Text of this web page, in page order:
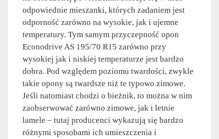
odpowiednie mieszanki, których zadaniem jest
odporność zarówno na wysokie, jak i ujemne
temperatury. Tym samym przyczepność opon
Econodrive AS 195/70 R15 zarówno przy
wysokiej jak i niskiej temperaturze jest bardzo
dobra. Pod względem poziomu twardości, zwykle
takie opony są twardsze niż te typowo zimowe.
Jeśli natomiast chodzi o bieżnik, to można w nim
zaobserwować zarówno zimowe, jak i letnie
lamele – tutaj producenci wykazują się bardzo
różnymi sposobami ich umieszczenia i